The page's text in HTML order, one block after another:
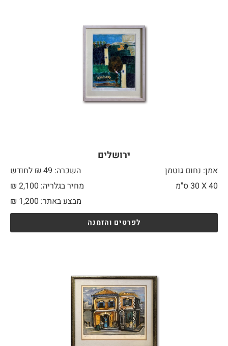
ירושלים
אמן: נחום גוטמן
השכרה: 49 ₪ לחודש
40 X
מחיר בגלריה: 2,100 ₪
מבצע באתר:
₪ 1,200
לפרטים והזמנה